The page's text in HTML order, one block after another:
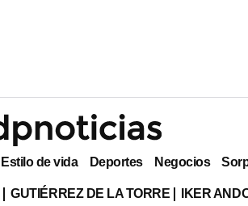
Estilo de vida Deportes Negocios
GUTIÉRREZ DE LA TORRE IKER